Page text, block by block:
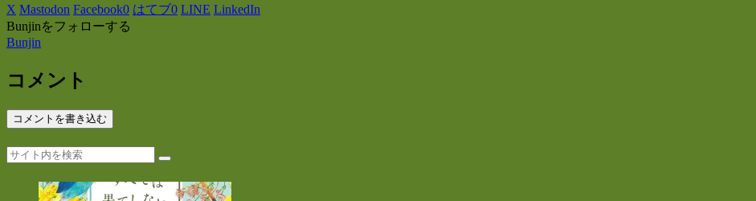
X Mastodon Facebook0 はてブ0 LINE LinkedIn
Bunjinをフォローする
Bunjin
コメント
コメントを書き込む